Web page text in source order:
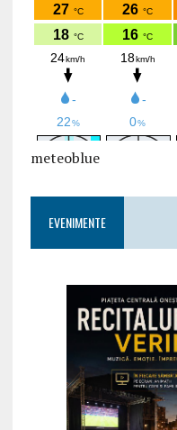
meteoblue
EVENIMENTE